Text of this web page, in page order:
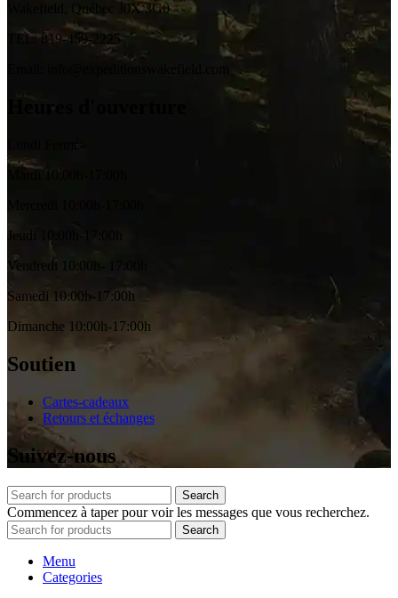
Wakefield, Québec J0X 3G0
TEL: 819-459-2225
Heures d'ouverture
Lundi Fermé
Jeudi 10:00h-17:00h
Vendredi 10:00h- 17:00h
Samedi 10:00h-17:00h
Dimanche 10:00h-17:00h
Soutien
Cartes-cadeaux
Retours et échanges
Suivez-nous
Search
Commencez à taper pour voir les messages que vous recherchez.
Search
Menu
Categories